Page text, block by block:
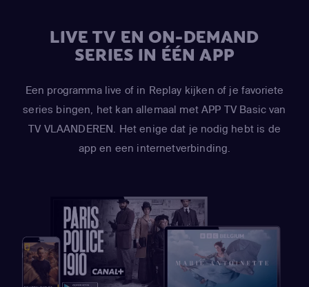
LIVE TV EN ON-DEMAND
SERIES IN ÉÉN APP
Een programma live of in Replay kijken of je favoriete
series bingen, het kan allemaal met APP TV Basic van
TV VLAANDEREN. Het enige dat je nodig hebt is de
app en een internetverbinding.